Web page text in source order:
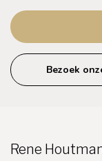
Bezoek
Rene